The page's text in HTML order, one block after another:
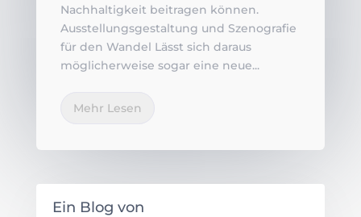
Nachhaltigkeit beitragen können.
Ausstellungsgestaltung und Szenografie
für den Wandel Lässt sich daraus
möglicherweise sogar eine neue...
Mehr Lesen
Ein Blog von